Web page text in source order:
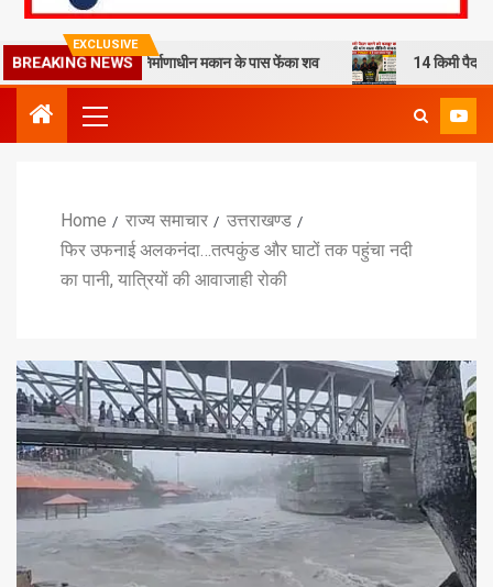
EXCLUSIVE
BREAKING NEWS
से हत्या कर निर्माणाधीन मकान के पास फेंका शव 14 किमी पैदल चलने को
Home राज्य समाचार
उत्तराखण्ड
फिर उफनाई अलकनंदा…तत्पकुंड और घाटों तक पहुंचा नदी
का पानी, यात्रियों की आवाजाही रोकी